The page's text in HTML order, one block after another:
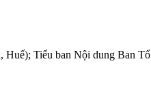
Tiểu ban Nội dung Ban